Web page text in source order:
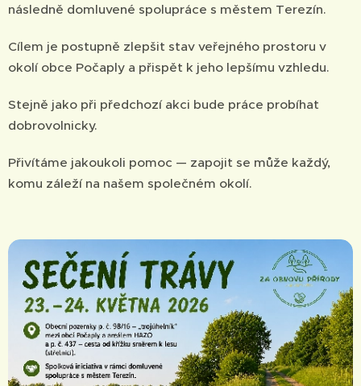
následně domluvené spolupráce s městem Terezín.
Cílem je postupně zlepšit stav veřejného prostoru v
okolí obce Počaply a přispět k jeho lepšímu vzhledu.
Stejně jako při předchozí akci bude práce probíhat
dobrovolnicky.
Přivítáme jakoukoli pomoc — zapojit se může každý,
komu záleží na našem společném okolí.